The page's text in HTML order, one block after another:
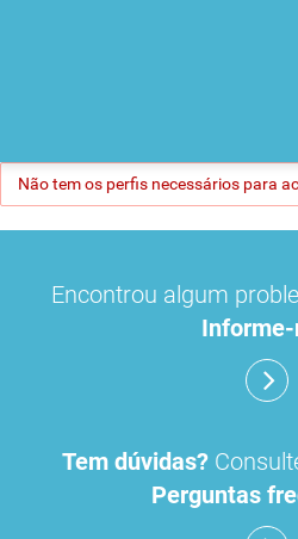
Não tem os perfis necessários para
Encontrou algum
Tem dúvidas?
Perguntas